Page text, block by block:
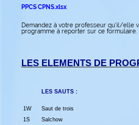
PPCS CPNS.xlsx
Demandez à votre professeur qu'il/elle
programme à reporter sur ce formulaire.
LES ELEMENTS DE
LES SAUTS :
1W Saut de trois
1S
Salchow